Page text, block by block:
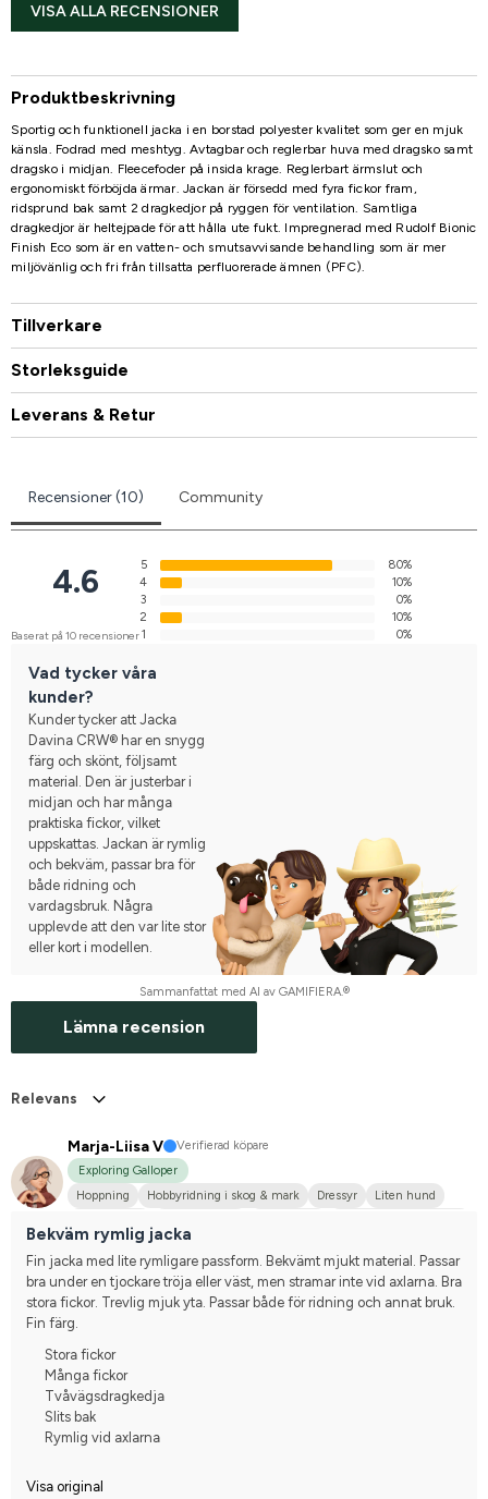
VISA ALLA RECENSIONER
Produktbeskrivning
Sportig och funktionell jacka i en borstad polyester kvalitet som ger en mjuk
känsla. Fodrad med meshtyg. Avtagbar och reglerbar huva med dragsko samt
dragsko i midjan. Fleecefoder på insida krage. Reglerbart ärmslut och
ergonomiskt förböjda ärmar. Jackan är försedd med fyra fickor fram,
ridsprund bak samt 2 dragkedjor på ryggen för ventilation. Samtliga
dragkedjor är heltejpade för att hålla ute fukt. Impregnerad med Rudolf Bionic
Finish Eco som är en vatten- och smutsavvisande behandling som är mer
miljövänlig och fri från tillsatta perfluorerade ämnen (PFC).
Tillverkare
Storleksguide
Leverans & Retur
Recensioner (10) Community
4.6
Baserat på 10 recensioner
5
80%
4
10%
3
0%
2
10%
1
0%
Vad tycker våra
kunder?
Kunder tycker att Jacka
Davina CRW® har en snygg
färg och skönt, följsamt
material. Den är justerbar i
midjan och har många
praktiska fickor, vilket
uppskattas. Jackan är rymlig
och bekväm, passar bra för
både ridning och
vardagsbruk. Några
upplevde att den var lite stor
eller kort i modellen.
Sammanfattat med AI av GAMIFIERA.®
Lämna recension
Relevans
Marja-Liisa V
Verifierad köpare
Exploring Galloper
Hoppning
Hobbyridning i skog & mark Dressyr
Liten hund
Nej, jag tävlar inte
Bekväm rymlig jacka
Fin jacka med lite rymligare passform. Bekvämt mjukt material. Passar
bra under en tjockare tröja eller väst, men stramar inte vid axlarna. Bra
stora fickor. Trevlig mjuk yta. Passar både för ridning och annat bruk.
Fin färg.
Stora fickor
Många fickor
Tvåvägsdragkedja
Slits bak
Rymlig vid axlarna
Visa original